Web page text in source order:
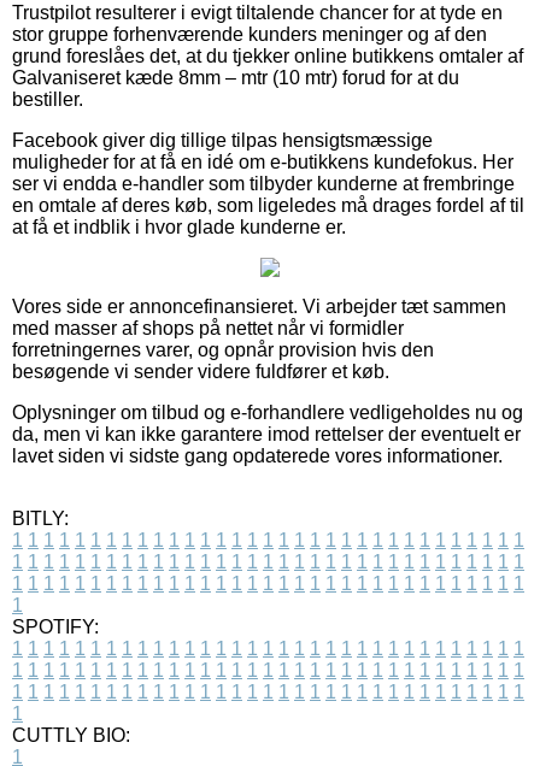
Trustpilot resulterer i evigt tiltalende chancer for at tyde en
stor gruppe forhenværende kunders meninger og af den
grund foreslåes det, at du tjekker online butikkens omtaler af
Galvaniseret kæde 8mm – mtr (10 mtr) forud for at du
bestiller.
Facebook giver dig tillige tilpas hensigtsmæssige
muligheder for at få en idé om e-butikkens kundefokus. Her
ser vi endda e-handler som tilbyder kunderne at frembringe
en omtale af deres køb, som ligeledes må drages fordel af til
at få et indblik i hvor glade kunderne er.
Vores side er annoncefinansieret. Vi arbejder tæt sammen
med masser af shops på nettet når vi formidler
forretningernes varer, og opnår provision hvis den
besøgende vi sender videre fuldfører et køb.
Oplysninger om tilbud og e-forhandlere vedligeholdes nu og
da, men vi kan ikke garantere imod rettelser der eventuelt er
lavet siden vi sidste gang opdaterede vores informationer.
BITLY:
1 1 1 1 1 1 1 1 1 1 1 1 1 1 1 1 1 1 1 1 1 1 1 1 1 1 1 1 1 1 1 1 1
1 1 1 1 1 1 1 1 1 1 1 1 1 1 1 1 1 1 1 1 1 1 1 1 1 1 1 1 1 1 1 1 1
1 1 1 1 1 1 1 1 1 1 1 1 1 1 1 1 1 1 1 1 1 1 1 1 1 1 1 1 1 1 1 1 1
1
SPOTIFY:
1 1 1 1 1 1 1 1 1 1 1 1 1 1 1 1 1 1 1 1 1 1 1 1 1 1 1 1 1 1 1 1 1
1 1 1 1 1 1 1 1 1 1 1 1 1 1 1 1 1 1 1 1 1 1 1 1 1 1 1 1 1 1 1 1 1
1 1 1 1 1 1 1 1 1 1 1 1 1 1 1 1 1 1 1 1 1 1 1 1 1 1 1 1 1 1 1 1 1
1
CUTTLY BIO:
1